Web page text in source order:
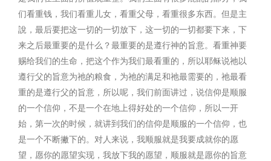
们看重钱，我们看重儿女，看重父母，看重很多东西。但是主
說，最后要把这一切的一切放下，这一切的一切都要下来，下
来之后最重要的是什么？最重要的是遵行神的旨意。看重神要
赐给我们的生命，把这个作为我们最看重的，所以耶稣说祂以
遵行父的旨意为祂的粮食，为祂的满足和祂最需要的，祂最看
重的是遵行父的旨意，所以呢，我们前面讲过，说信仰是顺服
的一个信仰，不是一个在地上得好处的一个信仰，所以一开
始，第一次的时候，就讲到我们的信仰是顺服的一个信仰，也
是一个不断撇下的。对人来说，我顺服就是我要成就你的愿
望，愿你的愿望实现，我放下我的愿望，顺服就是愿你的旨意